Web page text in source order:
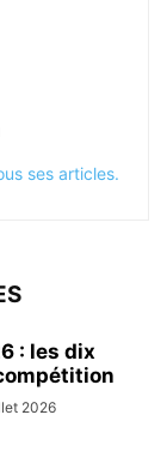
ses articles.
: les dix
2026